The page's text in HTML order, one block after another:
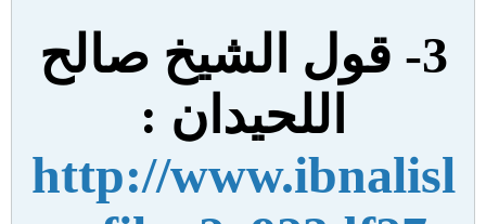
3- قول
الشيخ صالح
اللحيدان :
http://www.ibnalisl